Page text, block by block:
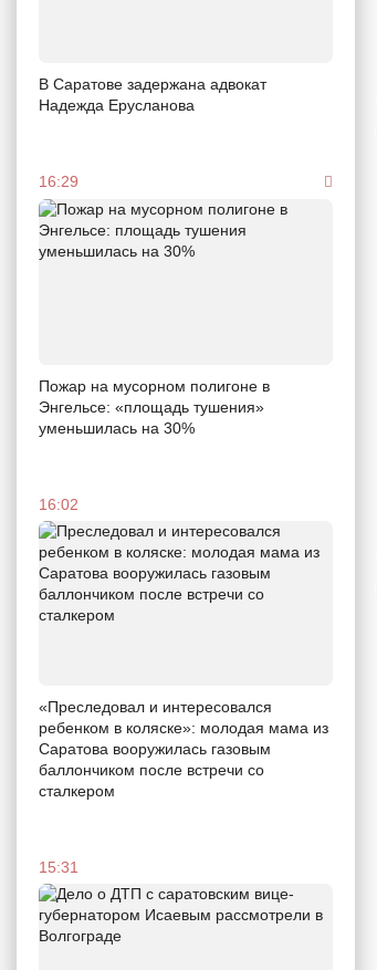
В Саратове задержана адвокат
Надежда Ерусланова
16:29
Пожар на мусорном полигоне в
Энгельсе: «площадь тушения»
уменьшилась на 30%
16:02
«Преследовал и интересовался
ребенком в коляске»: молодая мама из
Саратова вооружилась газовым
баллончиком после встречи со
сталкером
15:31